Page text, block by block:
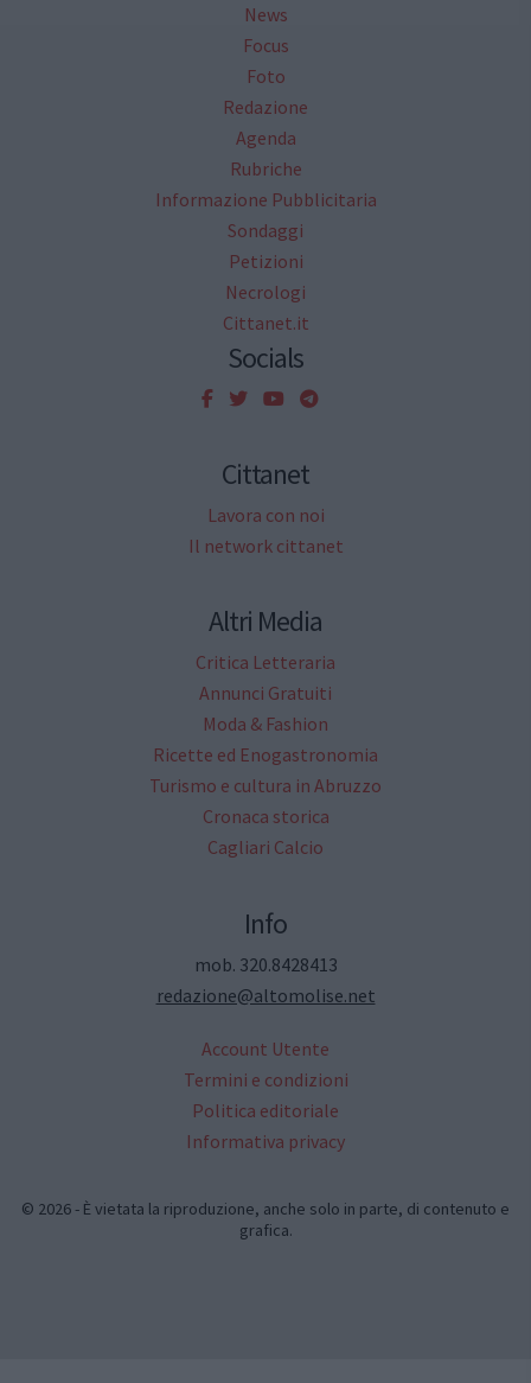
News
Focus
Foto
Redazione
Agenda
Rubriche
Informazione Pubblicitaria
Sondaggi
Petizioni
Necrologi
Cittanet.it
Socials
Cittanet
Lavora con noi
Il network cittanet
Altri Media
Critica Letteraria
Annunci Gratuiti
Moda & Fashion
Ricette ed Enogastronomia
Turismo e cultura in Abruzzo
Cronaca storica
Cagliari Calcio
Info
mob. 320.8428413
redazione@altomolise.net
Account Utente
Termini e condizioni
Politica editoriale
Informativa privacy
© 2026 - È vietata la riproduzione, anche solo in parte, di contenuto e
grafica.